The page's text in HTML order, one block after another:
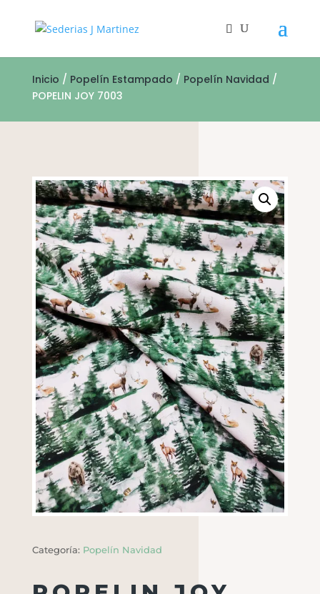
Inicio / Popelín Estampado / Popelín Navidad /
POPELIN JOY 7003
Categoría: Popelín Navidad